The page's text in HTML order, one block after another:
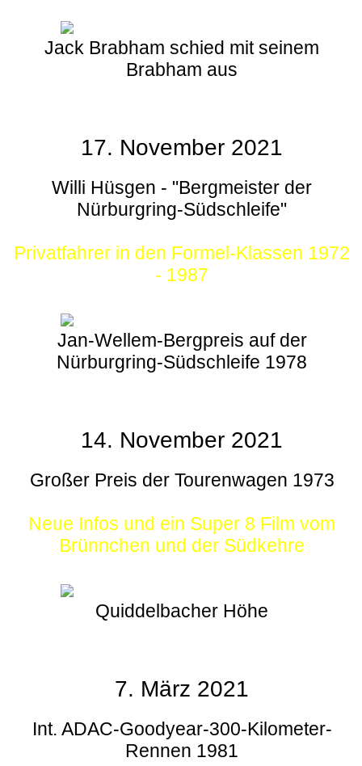
Jack Brabham schied mit seinem
Brabham aus
17. November 2021
Willi Hüsgen - "Bergmeister der
Nürburgring-Südschleife"
Privatfahrer in den Formel-Klassen 1972
- 1987
Jan-Wellem-Bergpreis auf der
Nürburgring-Südschleife 1978
14. November 2021
Großer Preis der Tourenwagen 1973
Neue Infos und ein Super 8 Film vom
Brünnchen und der Südkehre
Quiddelbacher Höhe
7. März 2021
Int. ADAC-Goodyear-300-Kilometer-
Rennen 1981